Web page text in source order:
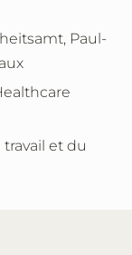
Paul-
et du